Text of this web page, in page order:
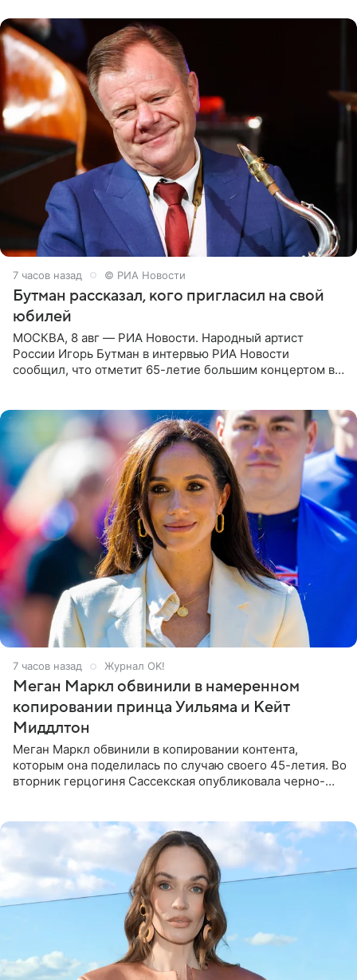
7 часов назад © РИА Новости
Бутман рассказал, кого пригласил на свой
юбилей
МОСКВА, 8 авг — РИА Новости. Народный артист
России Игорь Бутман в интервью РИА Новости
сообщил, что отметит 65-летие большим концертом в
7 часов назад Журнал OK!
Меган Маркл обвинили в намеренном
копировании принца Уильяма и Кейт
Миддлтон
Меган Маркл обвинили в копировании контента,
которым она поделилась по случаю своего 45-летия. Во
вторник герцогиня Сассекская опубликовала черно-